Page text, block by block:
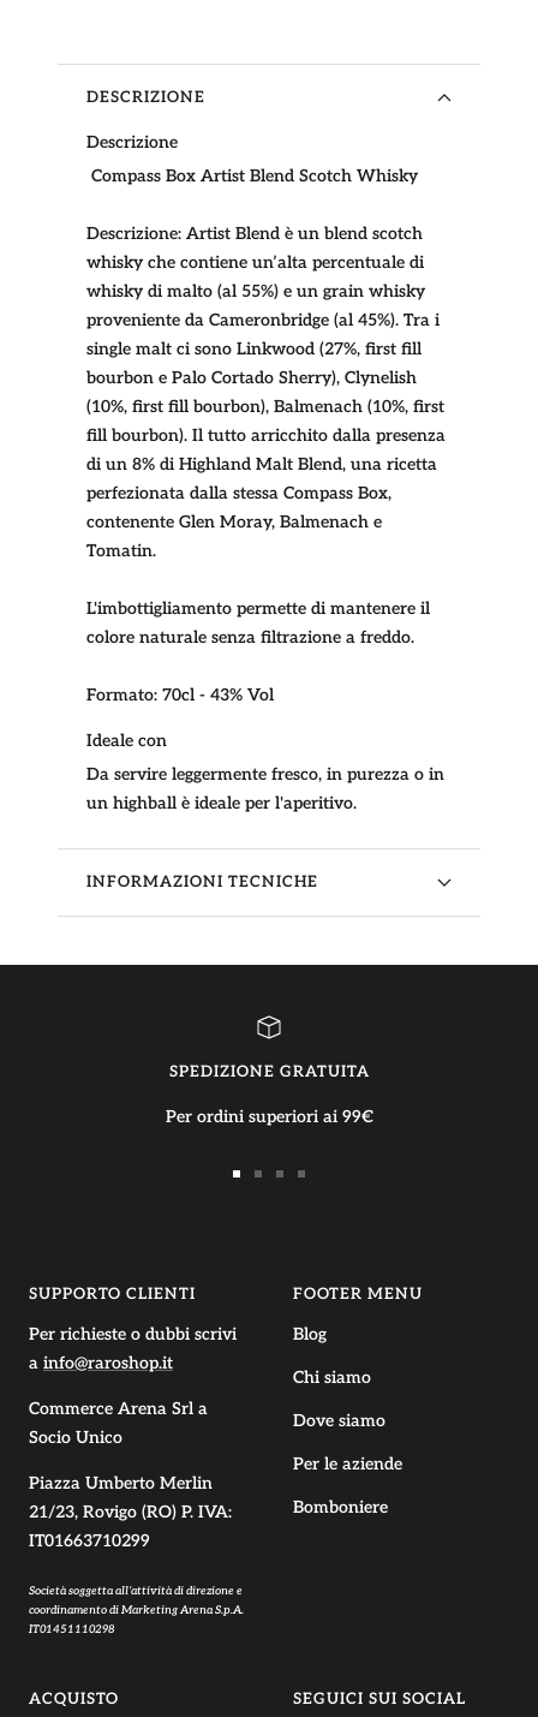
DESCRIZIONE
Descrizione
Compass Box Artist Blend Scotch Whisky
Descrizione: Artist Blend è un blend scotch
whisky che contiene un’alta percentuale di
whisky di malto (al 55%) e un grain whisky
proveniente da Cameronbridge (al 45%). Tra i
single malt ci sono Linkwood (27%, first fill
bourbon e Palo Cortado Sherry), Clynelish
(10%, first fill bourbon), Balmenach (10%, first
fill bourbon). Il tutto arricchito dalla presenza
di un 8% di Highland Malt Blend, una ricetta
perfezionata dalla stessa Compass Box,
contenente Glen Moray, Balmenach e
Tomatin.
L'imbottigliamento permette di mantenere il
colore naturale senza filtrazione a freddo.
Formato: 70cl - 43% Vol
Ideale con
Da servire leggermente fresco, in purezza o in
un highball è ideale per l'aperitivo.
INFORMAZIONI TECNICHE
SPEDIZIONE GRATUITA
Per ordini superiori ai 99€
SUPPORTO CLIENTI
Per richieste o dubbi scrivi
a info@raroshop.it
Commerce Arena Srl a
Socio Unico
Piazza Umberto Merlin
21/23, Rovigo (RO) P. IVA:
IT01663710299
Società soggetta all’attività di direzione e
coordinamento di Marketing Arena S.p.A.
IT01451110298
FOOTER MENU
Blog
Chi siamo
Dove siamo
Per le aziende
Bomboniere
ACQUISTO SEGUICI SUI SOCIAL